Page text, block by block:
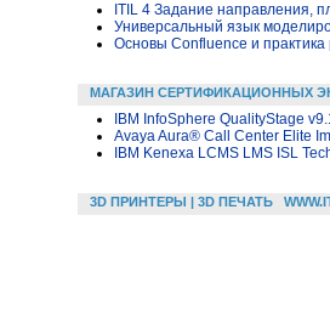
ITIL 4 Задание направления,
Универсальный язык
Основы Confluence и
МАГАЗИН СЕРТИФИКАЦИОННЫХ
IBM InfoSphere QualityStage
Avaya Aura® Call Center Elite
IBM Kenexa LCMS LMS ISL
3D ПРИНТЕРЫ | 3D ПЕЧАТЬ